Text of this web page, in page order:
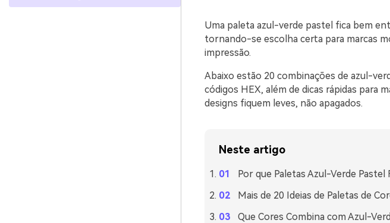
Uma paleta azul-verde pastel fica bem
tornando-se escolha certa para marcas
impressão.
Abaixo estão 20 combinações de azul-
códigos HEX, além de dicas rápidas para
designs fiquem leves, não apagados.
Neste artigo
Por que Paletas Azul-Verde Pastel
Mais de 20 Ideias de Paletas de
Que Cores Combina com Azul-